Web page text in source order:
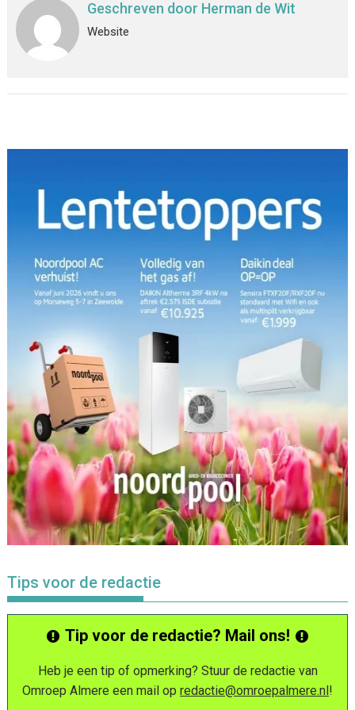
Geschreven door Herman de Wit
Website
Tips voor de redactie
Tip voor de redactie? Mail ons!
Heb je een tip of opmerking? Stuur de redactie van
Omroep Almere een mail op redactie@omroepalmere.nl!